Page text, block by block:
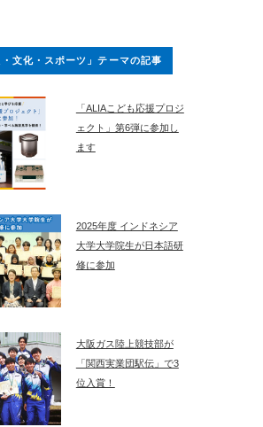
・文化・スポーツ」テーマの記事
「ALIAこども応援プロジ
ェクト」第6弾に参加し
ます
2025年度 インドネシア
大学大学院生が日本語研
修に参加
大阪ガス陸上競技部が
「関西実業団駅伝」で3
位入賞！